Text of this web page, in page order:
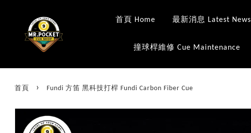
首頁 Home 最新消息 Latest News
撞球桿維修 Cue Maintenance
首頁 › Fundi 方笛 黑科技打桿 Fundi Carbon Fiber Cue